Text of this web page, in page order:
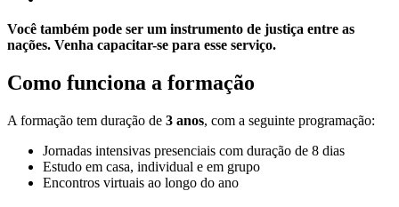
Você também pode ser um instrumento de justiça entre as
nações. Venha capacitar-se para esse serviço.
Como funciona a formação
A formação tem duração de 3 anos, com a seguinte programação:
Jornadas intensivas presenciais com duração de 8 dias
Estudo em casa, individual e em grupo
Encontros virtuais ao longo do ano